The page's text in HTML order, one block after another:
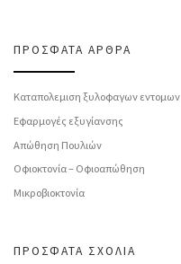
ΠΡΌΣΦΑΤΑ ΆΡΘΡΑ
Καταπολεμιση ξυλοφαγων εντομων
Εφαρμογές εξυγίανσης
Απώθηση Πουλιών
Οφιοκτονία – Οφιοαπώθηση
Μικροβιοκτονία
ΠΡΌΣΦΑΤΑ ΣΧΌΛΙΑ